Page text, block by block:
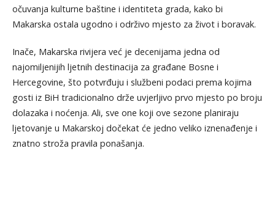
očuvanja kulturne baštine i identiteta grada, kako bi
Makarska ostala ugodno i održivo mjesto za život i boravak.
Inače, Makarska rivijera već je decenijama jedna od
najomiljenijih ljetnih destinacija za građane Bosne i
Hercegovine, što potvrđuju i službeni podaci prema kojima
gosti iz BiH tradicionalno drže uvjerljivo prvo mjesto po broju
dolazaka i noćenja. Ali, sve one koji ove sezone planiraju
ljetovanje u Makarskoj dočekat će jedno veliko iznenađenje i
znatno stroža pravila ponašanja.